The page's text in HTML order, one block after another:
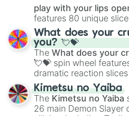
play with your lips
features 80 unique
traditional wind
Saxophone, and
musical prompts like
flute (with lips open),
What does your
you? 💘💝
The What does your
💘💝 spin wheel
dramatic reaction
ranging from sweet
you,😇 your an angel,
chaotic predictions like
even knew you existed
Kimetsu no Yaiba
The Kimetsu no Yaiba
26 main Demon Slayer